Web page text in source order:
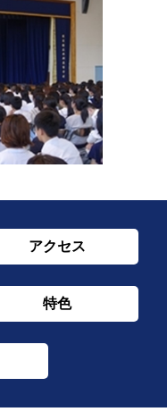
アクセス
特色